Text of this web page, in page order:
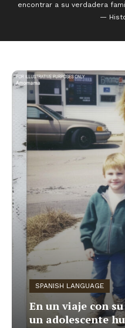
encontrar a su verdadera
—
SPANISH LANGUAGE
En un viaje con
un adolescente